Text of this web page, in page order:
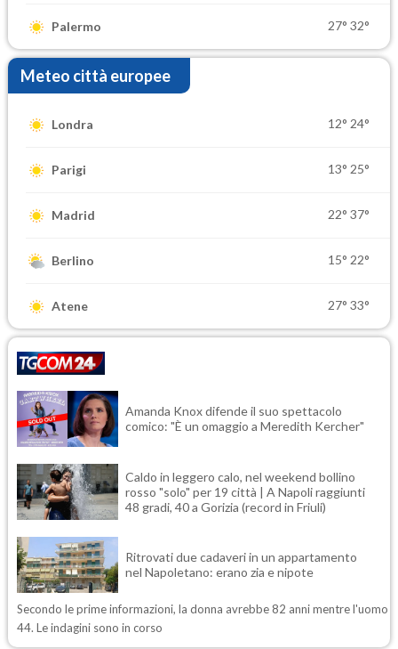
Palermo 27° 32°
Meteo città europee
Londra 12° 24°
Parigi 13° 25°
Madrid 22° 37°
Berlino 15° 22°
Atene 27° 33°
Amanda Knox difende il suo spettacolo
comico: "È un omaggio a Meredith Kercher"
Caldo in leggero calo, nel weekend bollino
rosso "solo" per 19 città | A Napoli raggiunti
48 gradi, 40 a Gorizia (record in Friuli)
Ritrovati due cadaveri in un appartamento
nel Napoletano: erano zia e nipote
Secondo le prime informazioni, la donna avrebbe 82 anni mentre l'uomo
44. Le indagini sono in corso